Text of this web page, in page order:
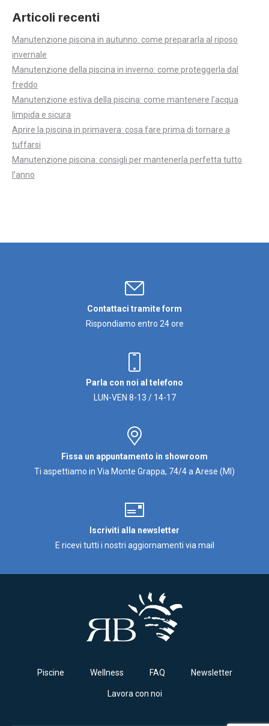
Articoli recenti
Manutenzione piscina in autunno: come prepararla al riposo
invernale
Manutenzione della piscina in inverno: come proteggerla dal
freddo
Manutenzione estiva della piscina: come mantenere l’acqua
limpida e sicura
Aprire la piscina in primavera: cosa fare prima di tornare a
tuffarsi
Manutenzione piscina: consigli per mantenerla perfetta tutto
l’anno
Contattaci tramite form
Rispondiamo entro 24 ore
Parla con noi al telefono
LUN-VEN 8-13 / 14-17
Fissa un appuntamento in showroom
Ti aspettiamo in Via Monte Grappa, 74/4 a Arese (MI)
Iscriviti alla newsletter
E ricevi tutti i nostri aggiornamenti via mail
Piscine Wellness FAQ Newsletter
Lavora con noi